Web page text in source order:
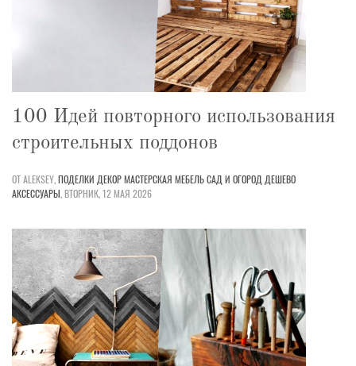
100 Идей повторного использования
строительных поддонов
ОТ ALEKSEY,ПОДЕЛКИ ДЕКОРМАСТЕРСКАЯ МЕБЕЛЬСАД И ОГОРОД ДЕШЕВО
АКСЕССУАРЫ,ВТОРНИК, 12 МАЯ 2026